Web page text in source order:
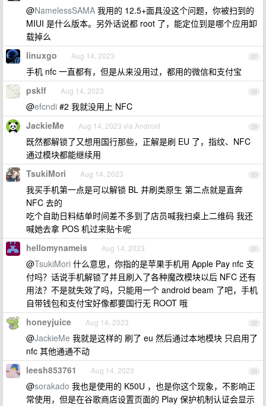
@NamelessSAMA 我用的 12.5+面具没这个问题，你被扫到的
MIUI 是什么版本。另外话说都 root 了，能定位到是哪个应用卸
载掉么
27
linuxgo Aug 14, 2023
手机 nfc 一直都有，但是从来没用过，都用的微信和支付宝
28
psklf Aug 14, 2023
@efcndi #2 我就没用上 NFC
29
JackieMe Aug 14, 2023 via Android
既然都解锁了又想用国行那些，正解是刷 EU 了，指纹、NFC
通过模块都能继续用
30
TsukiMori Aug 14, 2023
我买手机第一点是可以解锁 BL 并刷类原生 第二点就是直奔
NFC 去的
吃个自助日料结单时间差不多到了店员喊我扫桌上二维码 我还
喊她去拿 POS 机过来贴卡呢
31
hellomynameis Aug 14, 2023
@TsukiMori 什么意思，你指的是苹果手机用 Apple Pay nfc 支
付吗？话说手机解锁了并且刷入了各种魔改模块以后 NFC 还有
用法？不是就失效了吗，只能用一个 android beam 了吧，手机
自带钱包和支付宝好像都要国行无 ROOT 哦
32
honeyjuice Aug 14, 2023
@JackieMe 我就是这样的 刷了 eu 然后通过本地模块 只启用了
nfc 其他通通不动
33
leesh853761 Aug 14, 2023
@sorakado 我也是使用的 K50U ，也是你这个现象，不影响正
常使用，但是在谷歌商店设置页面的 Play 保护机制认证会显示